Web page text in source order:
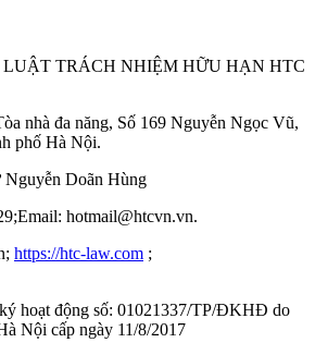
LUẬT TRÁCH NHIỆM HỮU HẠN HTC
nhà đa năng, Số 169 Nguyễn Ngọc Vũ,
phố Hà Nội.
Doãn Hùng
hotmail@htcvn.vn.
https://htc-law.com ;
hoạt động số: 01021337/TP/ĐKHĐ do
Nội cấp ngày 11/8/2017